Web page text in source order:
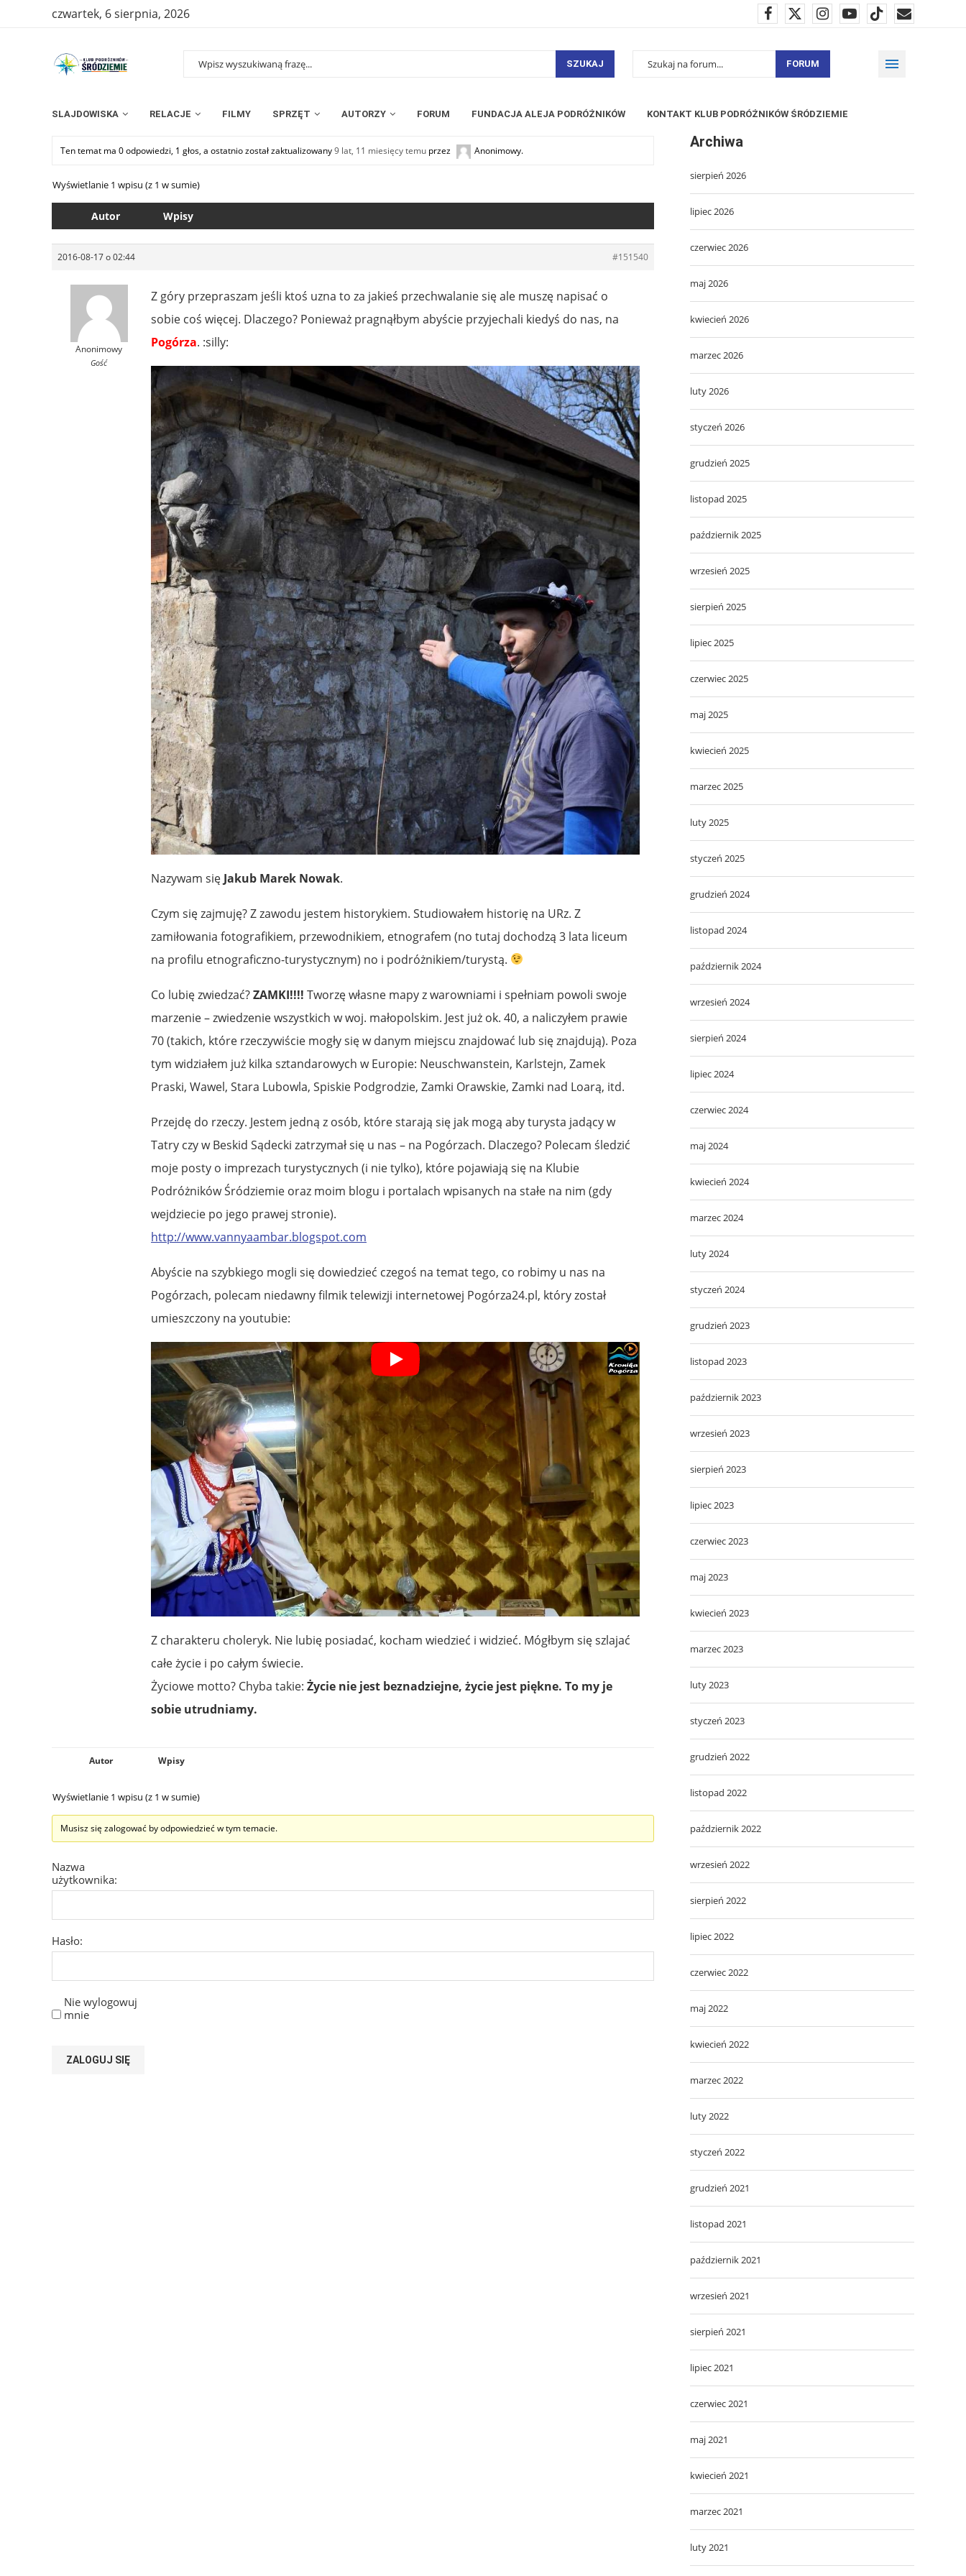
czwartek, 6 sierpnia, 2026
SZUKAJ FORUM
SLAJDOWISKA RELACJE FILMY SPRZĘT AUTORZY FORUM FUNDACJA ALEJA PODRÓŻNIKÓW KONTAKT KLUB PODRÓŻNIKÓW ŚRÓDZIEMIE
Ten temat ma 0 odpowiedzi, 1 głos, a ostatnio został zaktualizowany9 lat, 11 miesięcy temu przez Anonimowy.
Wyświetlanie 1 wpisu (z 1 w sumie)
Autor Wpisy
2016-08-17 o 02:44 #151540
Anonimowy
Gość
Z góry przepraszam jeśli ktoś uzna to za jakieś przechwalanie się ale muszę napisać o
sobie coś więcej. Dlaczego? Ponieważ pragnąłbym abyście przyjechali kiedyś do nas, na
Pogórza. :silly:
Nazywam się Jakub Marek Nowak.
Czym się zajmuję? Z zawodu jestem historykiem. Studiowałem historię na URz. Z
zamiłowania fotografikiem, przewodnikiem, etnografem (no tutaj dochodzą 3 lata liceum
na profilu etnograficzno-turystycznym) no i podróżnikiem/turystą.
Co lubię zwiedzać?ZAMKI!!!! Tworzę własne mapy z warowniami i spełniam powoli swoje
marzenie – zwiedzenie wszystkich w woj. małopolskim. Jest już ok. 40, a naliczyłem prawie
70 (takich, które rzeczywiście mogły się w danym miejscu znajdować lub się znajdują). Poza
tym widziałem już kilka sztandarowych w Europie: Neuschwanstein, Karlstejn, Zamek
Praski, Wawel, Stara Lubowla, Spiskie Podgrodzie, Zamki Orawskie, Zamki nad Loarą, itd.
Przejdę do rzeczy. Jestem jedną z osób, które starają się jak mogą aby turysta jadący w
Tatry czy w Beskid Sądecki zatrzymał się u nas – na Pogórzach. Dlaczego? Polecam śledzić
moje posty o imprezach turystycznych (i nie tylko), które pojawiają się na Klubie
Podróżników Śródziemie oraz moim blogu i portalach wpisanych na stałe na nim (gdy
wejdziecie po jego prawej stronie).
http://www.vannyaambar.blogspot.com
Abyście na szybkiego mogli się dowiedzieć czegoś na temat tego, co robimy u nas na
Pogórzach, polecam niedawny filmik telewizji internetowej Pogórza24.pl, który został
umieszczony na youtubie:
Z charakteru choleryk. Nie lubię posiadać, kocham wiedzieć i widzieć. Mógłbym się szlajać
całe życie i po całym świecie.
Życiowe motto? Chyba takie: Życie nie jest beznadziejne, życie jest piękne. To my je
sobie utrudniamy.
Autor Wpisy
Wyświetlanie 1 wpisu (z 1 w sumie)
Musisz się zalogować by odpowiedzieć w tym temacie.
Nazwa
użytkownika:
Hasło:
Nie wylogowuj
mnie
ZALOGUJ SIĘ
Archiwa
sierpień 2026
lipiec 2026
czerwiec 2026
maj 2026
kwiecień 2026
marzec 2026
luty 2026
styczeń 2026
grudzień 2025
listopad 2025
październik 2025
wrzesień 2025
sierpień 2025
lipiec 2025
czerwiec 2025
maj 2025
kwiecień 2025
marzec 2025
luty 2025
styczeń 2025
grudzień 2024
listopad 2024
październik 2024
wrzesień 2024
sierpień 2024
lipiec 2024
czerwiec 2024
maj 2024
kwiecień 2024
marzec 2024
luty 2024
styczeń 2024
grudzień 2023
listopad 2023
październik 2023
wrzesień 2023
sierpień 2023
lipiec 2023
czerwiec 2023
maj 2023
kwiecień 2023
marzec 2023
luty 2023
styczeń 2023
grudzień 2022
listopad 2022
październik 2022
wrzesień 2022
sierpień 2022
lipiec 2022
czerwiec 2022
maj 2022
kwiecień 2022
marzec 2022
luty 2022
styczeń 2022
grudzień 2021
listopad 2021
październik 2021
wrzesień 2021
sierpień 2021
lipiec 2021
czerwiec 2021
maj 2021
kwiecień 2021
marzec 2021
luty 2021